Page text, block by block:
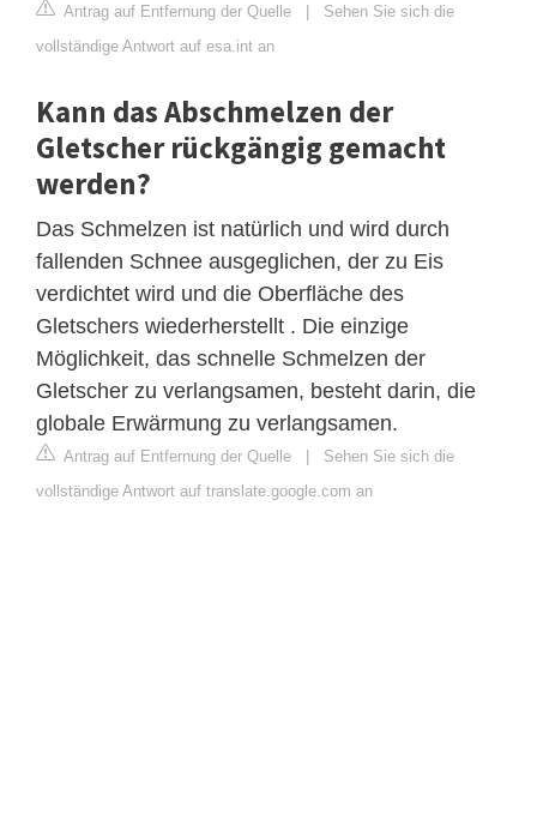
Antrag auf Entfernung der Quelle | Sehen Sie sich die
vollständige Antwort auf esa.int an
Kann das Abschmelzen der
Gletscher rückgängig gemacht
werden?
Das Schmelzen ist natürlich und wird durch
fallenden Schnee ausgeglichen, der zu Eis
verdichtet wird und die Oberfläche des
Gletschers wiederherstellt . Die einzige
Möglichkeit, das schnelle Schmelzen der
Gletscher zu verlangsamen, besteht darin, die
globale Erwärmung zu verlangsamen.
Antrag auf Entfernung der Quelle | Sehen Sie sich die
vollständige Antwort auf translate.google.com an